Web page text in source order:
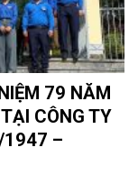
79 NĂM
CÔNG TY
1947 –